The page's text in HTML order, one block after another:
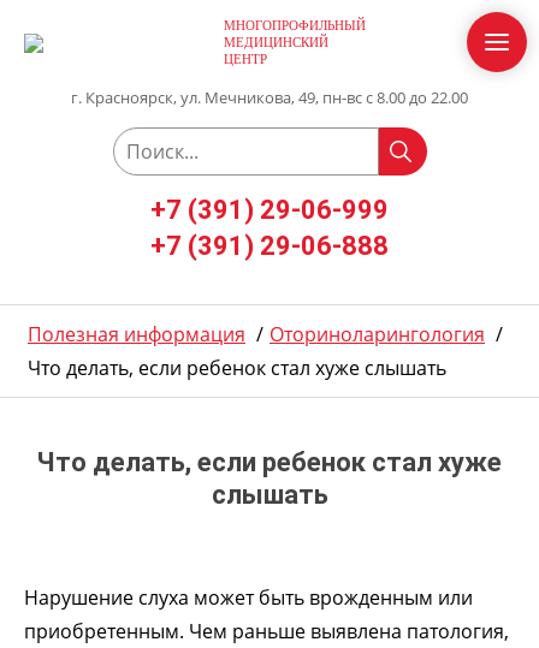
МНОГОПРОФИЛЬНЫЙ
МЕДИЦИНСКИЙ
ЦЕНТР
г. Красноярск, ул. Мечникова, 49, пн-вс с 8.00 до 22.00
+7 (391) 29-06-999
+7 (391) 29-06-888
Полезная информация / Оториноларингология /
Что делать, если ребенок стал хуже слышать
Что делать, если ребенок стал хуже
слышать
Нарушение слуха может быть врожденным или
приобретенным. Чем раньше выявлена патология,